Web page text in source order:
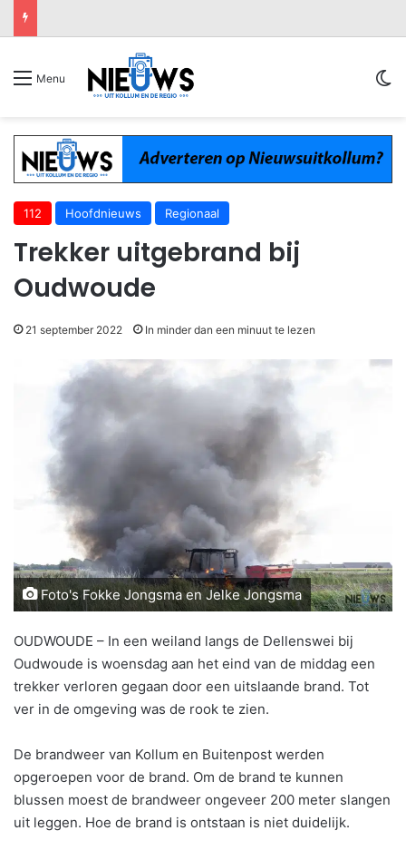
Menu
112 Hoofdnieuws Regionaal
Trekker uitgebrand bij
Oudwoude
21 september 2022 In minder dan een minuut te lezen
Foto's Fokke Jongsma en Jelke Jongsma
OUDWOUDE – In een weiland langs de Dellenswei bij
Oudwoude is woensdag aan het eind van de middag een
trekker verloren gegaan door een uitslaande brand. Tot
ver in de omgeving was de rook te zien.
De brandweer van Kollum en Buitenpost werden
opgeroepen voor de brand. Om de brand te kunnen
blussen moest de brandweer ongeveer 200 meter slangen
uit leggen. Hoe de brand is ontstaan is niet duidelijk.